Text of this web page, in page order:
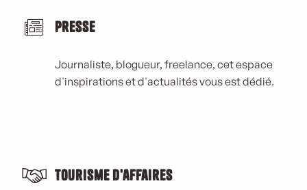
Presse
Journaliste, blogueur, freelance, cet espace
d'inspirations et d'actualités vous est dédié.
Tourisme d'affaires